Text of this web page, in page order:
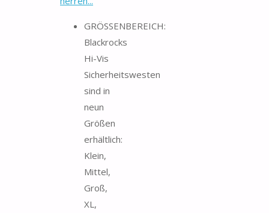
GRÖSSENBEREICH:
Blackrocks
Hi-Vis
Sicherheitswesten
sind in
neun
Größen
erhältlich:
Klein,
Mittel,
Groß,
XL,